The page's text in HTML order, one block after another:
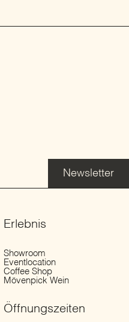
Newsletter
Erlebnis
Showroom
Eventlocation
Coffee Shop
Mövenpick Wein
Öffnungs­zeiten